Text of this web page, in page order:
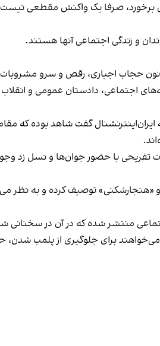
صرفا یک واکنش مقطعی نیست،
و زندگی اجتماعی آنها هستند.
حجاب اجباری، رقص و سرو
اجتماعی، دادستان عمومی و
گفت شاهد بوده که
با حضور جوان‌ها و نسل زد وجود
توصیف کرده و به نظر
منتشر شده که در آن در سخنانی
برای جلوگیری از پلمب شدن،